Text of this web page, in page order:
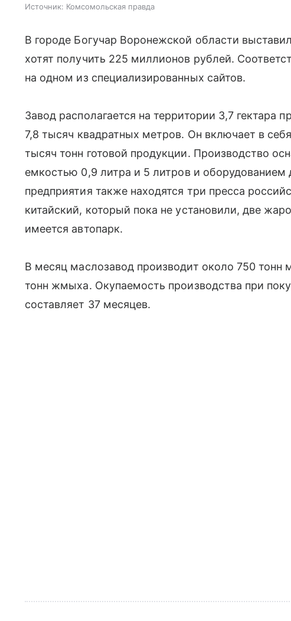
Источник: Комсомольская правда
В городе Богучар Воронежской области
хотят получить 225 миллионов рублей.
на одном из специализированных сайтов.
Завод располагается на территории 3,7 гектара
7,8 тысяч квадратных метров. Он включает в
тысяч тонн готовой продукции. Производство
емкостью 0,9 литра и 5 литров и
предприятия также находятся три пресса
китайский, который пока не установили, две
имеется автопарк.
В месяц маслозавод производит около 750 тонн
тонн жмыха. Окупаемость производства при
составляет 37 месяцев.